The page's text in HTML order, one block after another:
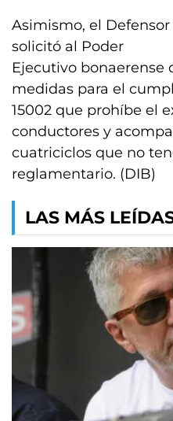
Asimismo, el
solicitó al Poder
Ejecutivo bonaerense
medidas para el
15002 que prohíbe el
conductores y
cuatriciclos que no
reglamentario. (DIB)
LAS MÁS